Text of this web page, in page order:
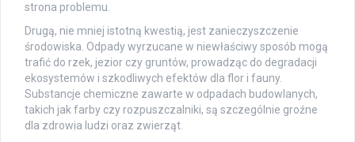
strona problemu.
Drugą, nie mniej istotną kwestią, jest zanieczyszczenie
środowiska. Odpady wyrzucane w niewłaściwy sposób mogą
trafić do rzek, jezior czy gruntów, prowadząc do degradacji
ekosystemów i szkodliwych efektów dla flor i fauny.
Substancje chemiczne zawarte w odpadach budowlanych,
takich jak farby czy rozpuszczalniki, są szczególnie groźne
dla zdrowia ludzi oraz zwierząt.